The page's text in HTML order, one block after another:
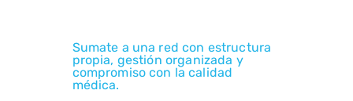
Sumate a una red con estructura
propia, gestión organizada y
compromiso con la calidad
médica.